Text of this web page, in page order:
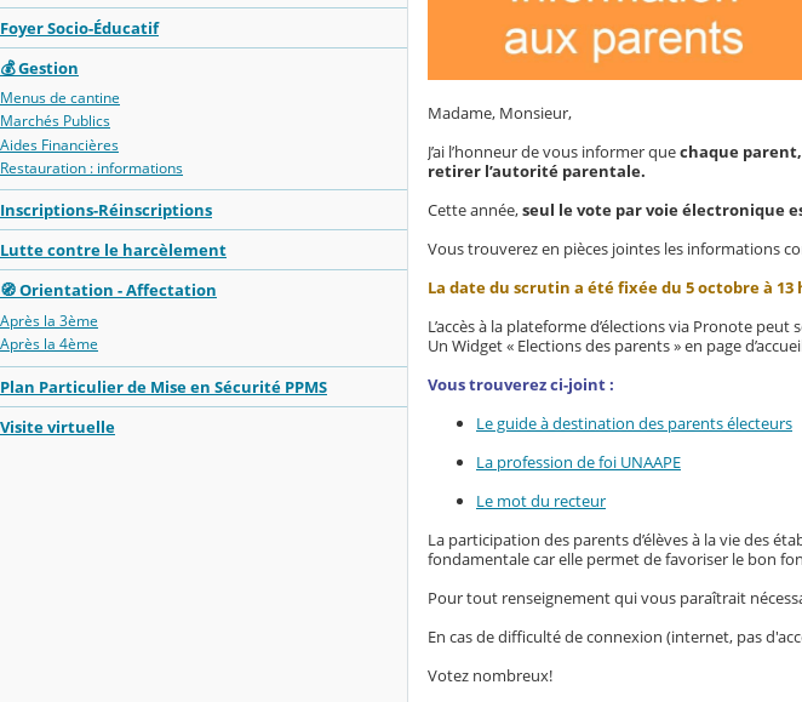
Foyer Socio-Éducatif
💰 Gestion
Menus de cantine
Marchés Publics
Aides Financières
Restauration : informations
Inscriptions-Réinscriptions
Lutte contre le harcèlement
🧭 Orientation - Affectation
Après la 3ème
Après la 4ème
Plan Particulier de Mise en Sécurité PPMS
Visite virtuelle
Madame, Monsieur,
J’ai l’honneur de vous informer quechaque
retirer l’autorité parentale.
Cette année,seul le vote par voie électronique
Vous trouverez en pièces jointes les informations
La date du scrutin a été fixée du 5 octobre à 13
L’accès à la plateforme d’élections via Pronote
Un Widget « Elections des parents » en page
Vous trouverez ci-joint :
Le guide à destination des parents électeurs
La profession de foi UNAAPE
Le mot du recteur
La participation des parents d’élèves à la vie des
fondamentale car elle permet de favoriser le bon
Pour tout renseignement qui vous paraîtrait
En cas de difficulté de connexion (internet, pas
Votez nombreux!